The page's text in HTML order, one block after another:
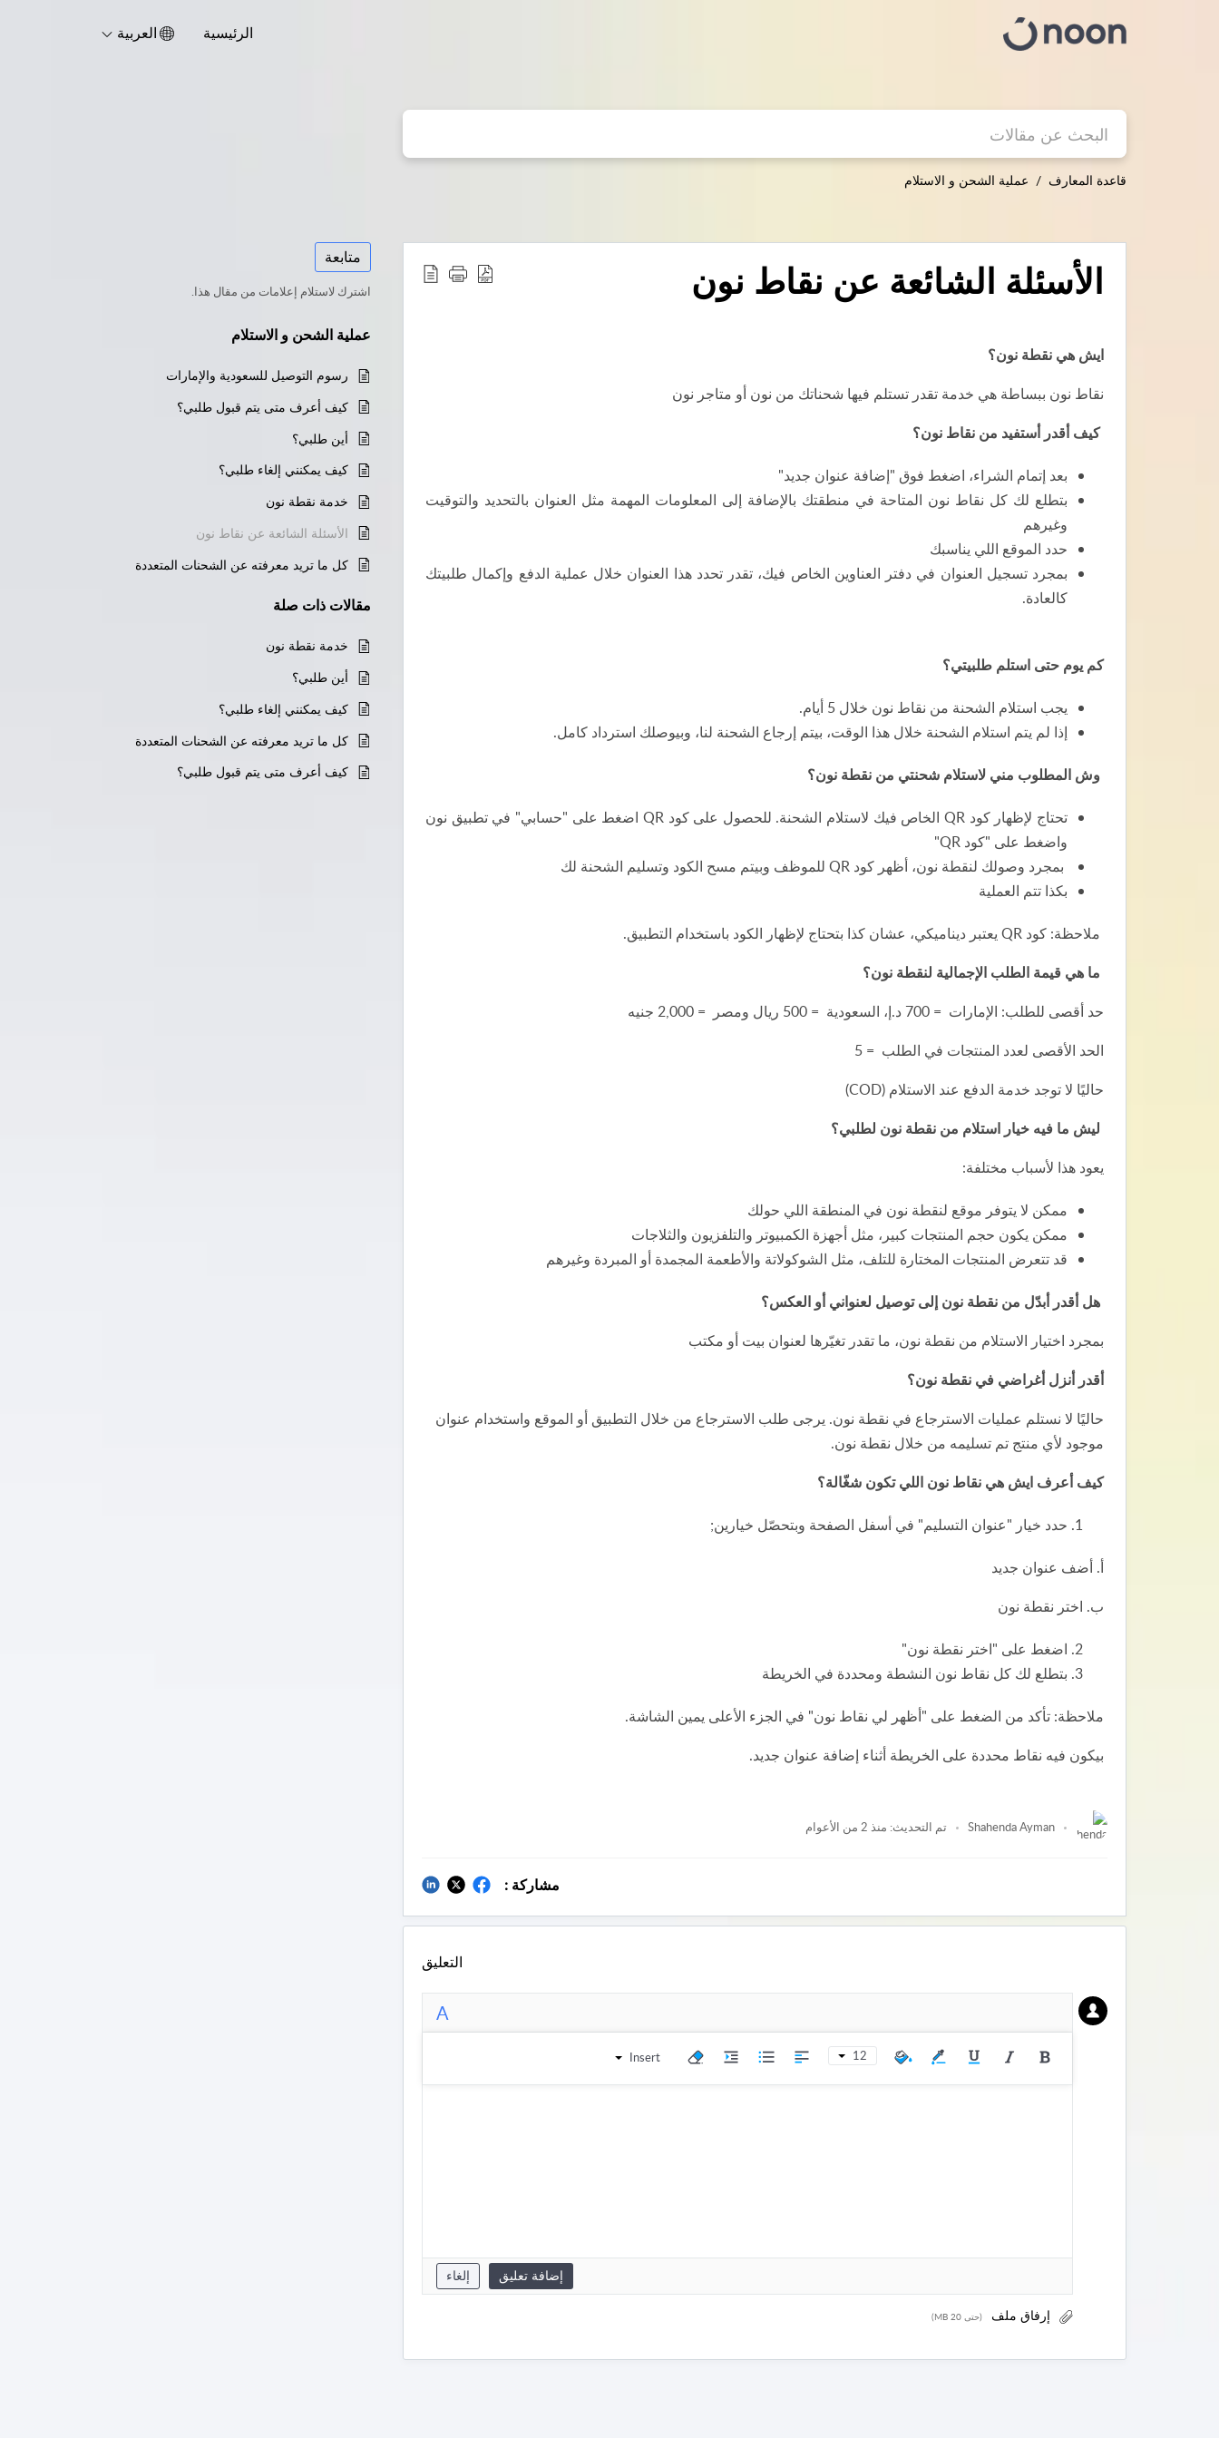
الرئيسية العربية
قاعدة المعارف عملية الشحن و الاستلام
الأسئلة الشائعة عن نقاط نون
ايش هي نقطة نون؟
نقاط نون ببساطة هي خدمة تقدر تستلم فيها شحناتك من نون أو متاجر نون
كيف أقدر أستفيد من نقاط نون؟
بعد إتمام الشراء، اضغط فوق "إضافة عنوان جديد"
بتطلع لك كل نقاط نون المتاحة في منطقتك بالإضافة إلى المعلومات المهمة مثل العنوان بالتحديد والتوقيت
وغيرهم
حدد الموقع اللي يناسبك
بمجرد تسجيل العنوان في دفتر العناوين الخاص فيك، تقدر تحدد هذا العنوان خلال عملية الدفع وإكمال طلبيتك
كالعادة.
كم يوم حتى استلم طلبيتي؟
يجب استلام الشحنة من نقاط نون خلال 5 أيام.
إذا لم يتم استلام الشحنة خلال هذا الوقت، بيتم إرجاع الشحنة لنا، وبيوصلك استرداد كامل.
وش المطلوب مني لاستلام شحنتي من نقطة نون؟
تحتاج لإظهار كود QR الخاص فيك لاستلام الشحنة. للحصول على كود QR اضغط على "حسابي" في تطبيق نون
واضغط على "كود QR"
بمجرد وصولك لنقطة نون، أظهر كود QR للموظف وبيتم مسح الكود وتسليم الشحنة لك
بكذا تتم العملية
ملاحظة: كود QR يعتبر ديناميكي، عشان كذا بتحتاج لإظهار الكود باستخدام التطبيق.
ما هي قيمة الطلب الإجمالية لنقطة نون؟
حد أقصى للطلب: الإمارات = 700 د.إ، السعودية = 500 ريال ومصر = 2,000 جنيه
الحد الأقصى لعدد المنتجات في الطلب = 5
حاليًا لا توجد خدمة الدفع عند الاستلام (COD)
ليش ما فيه خيار استلام من نقطة نون لطلبي؟
يعود هذا لأسباب مختلفة:
ممكن لا يتوفر موقع لنقطة نون في المنطقة اللي حولك
ممكن يكون حجم المنتجات كبير، مثل أجهزة الكمبيوتر والتلفزيون والثلاجات
قد تتعرض المنتجات المختارة للتلف، مثل الشوكولاتة والأطعمة المجمدة أو المبردة وغيرهم
هل أقدر أبدّل من نقطة نون إلى توصيل لعنواني أو العكس؟
بمجرد اختيار الاستلام من نقطة نون، ما تقدر تغيّرها لعنوان بيت أو مكتب
أقدر أنزل أغراضي في نقطة نون؟
حاليًا لا نستلم عمليات الاسترجاع في نقطة نون. يرجى طلب الاسترجاع من خلال التطبيق أو الموقع واستخدام عنوان
موجود لأي منتج تم تسليمه من خلال نقطة نون.
كيف أعرف ايش هي نقاط نون اللي تكون شغّالة؟
حدد خيار "عنوان التسليم" في أسفل الصفحة وبتحصّل خيارين;
أ. أضف عنوان جديد
ب. اختر نقطة نون
اضغط على "اختر نقطة نون"
بتطلع لك كل نقاط نون النشطة ومحددة في الخريطة
ملاحظة: تأكد من الضغط على "أظهر لي نقاط نون" في الجزء الأعلى يمين الشاشة.
بيكون فيه نقاط محددة على الخريطة أثناء إضافة عنوان جديد.
Shahenda Ayman منذ 2 من الأعوام
مشاركة :
التعليق
A
12
Insert
إضافة تعليق
(حتى 20 MB)
متابعة
اشترك لاستلام إعلامات من مقال هذا.
عملية الشحن و الاستلام
رسوم التوصيل للسعودية والإمارات
كيف أعرف متى يتم قبول طلبي؟
أين طلبي؟
كيف يمكنني إلغاء طلبي؟
خدمة نقطة نون
الأسئلة الشائعة عن نقاط نون
كل ما تريد معرفته عن الشحنات المتعددة
مقالات ذات صلة
خدمة نقطة نون
أين طلبي؟
كيف يمكنني إلغاء طلبي؟
كل ما تريد معرفته عن الشحنات المتعددة
كيف أعرف متى يتم قبول طلبي؟